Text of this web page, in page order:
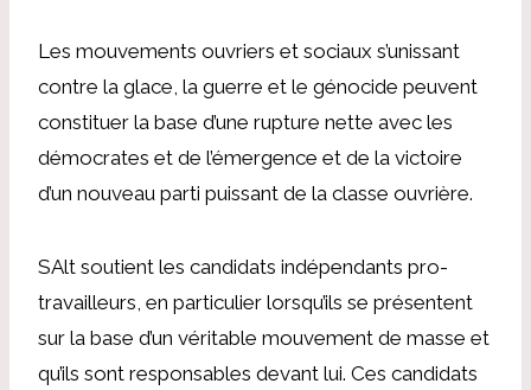
Les mouvements ouvriers et sociaux s’unissant
contre la glace, la guerre et le génocide peuvent
constituer la base d’une rupture nette avec les
démocrates et de l’émergence et de la victoire
d’un nouveau parti puissant de la classe ouvrière.
SAlt soutient les candidats indépendants pro-
travailleurs, en particulier lorsqu’ils se présentent
sur la base d’un véritable mouvement de masse et
qu’ils sont responsables devant lui. Ces candidats